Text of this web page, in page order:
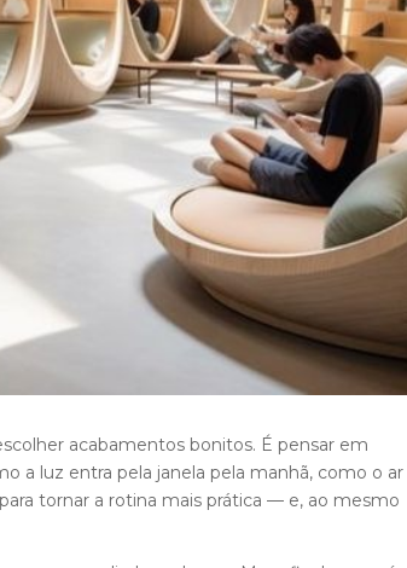
acabamentos bonitos. É pensar em
a luz entra pela janela pela manhã, como o ar
tornar a rotina mais prática — e, ao mesmo